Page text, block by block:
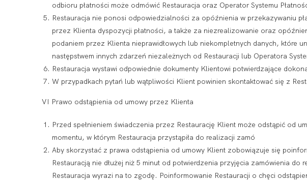
odbioru płatności może odmówić Restauracja oraz Operator Systemu
Restauracja nie ponosi odpowiedzialności za opóźnienia w przekazywaniu
przez Klienta dyspozycji płatności, a także za niezrealizowanie oraz
podaniem przez Klienta nieprawidłowych lub niekompletnych danych, które
następstwem innych zdarzeń niezależnych od Restauracji lub Operatora
Restauracja wystawi odpowiednie dokumenty Klientowi potwierdzające
W przypadkach pytań lub wątpliwości Klient powinien skontaktować się z
VI Prawo odstąpienia od umowy przez Klienta
Przed spełnieniem świadczenia przez Restaurację Klient może odstąpić od
momentu, w którym Restauracja przystąpiła do realizacji zamó
Aby skorzystać z prawa odstąpienia od umowy Klient zobowiązuje się
Restauracją nie dłużej niż 5 minut od potwierdzenia przyjęcia zamówienia
Restauracja wyrazi na to zgodę. Poinformowanie Restauracji o chęci